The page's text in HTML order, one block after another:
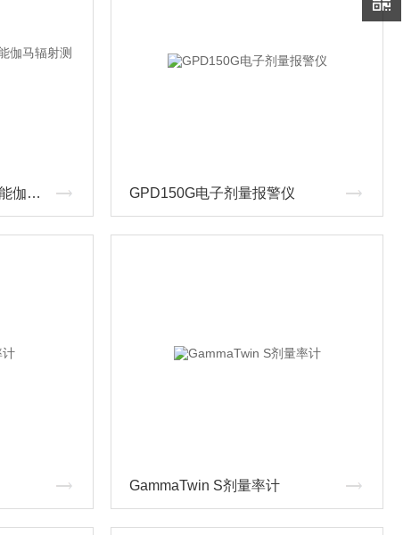
RAM R-200ROTEM 多功能伽马辐射测量仪 GPD150G电子剂量报警仪
GammaTwin S剂量率计